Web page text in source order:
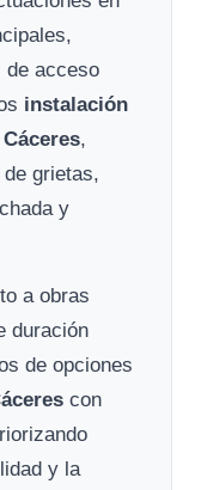
de acceso
instalación
,
grietas,
y
a obras
duración
de opciones
con
y la